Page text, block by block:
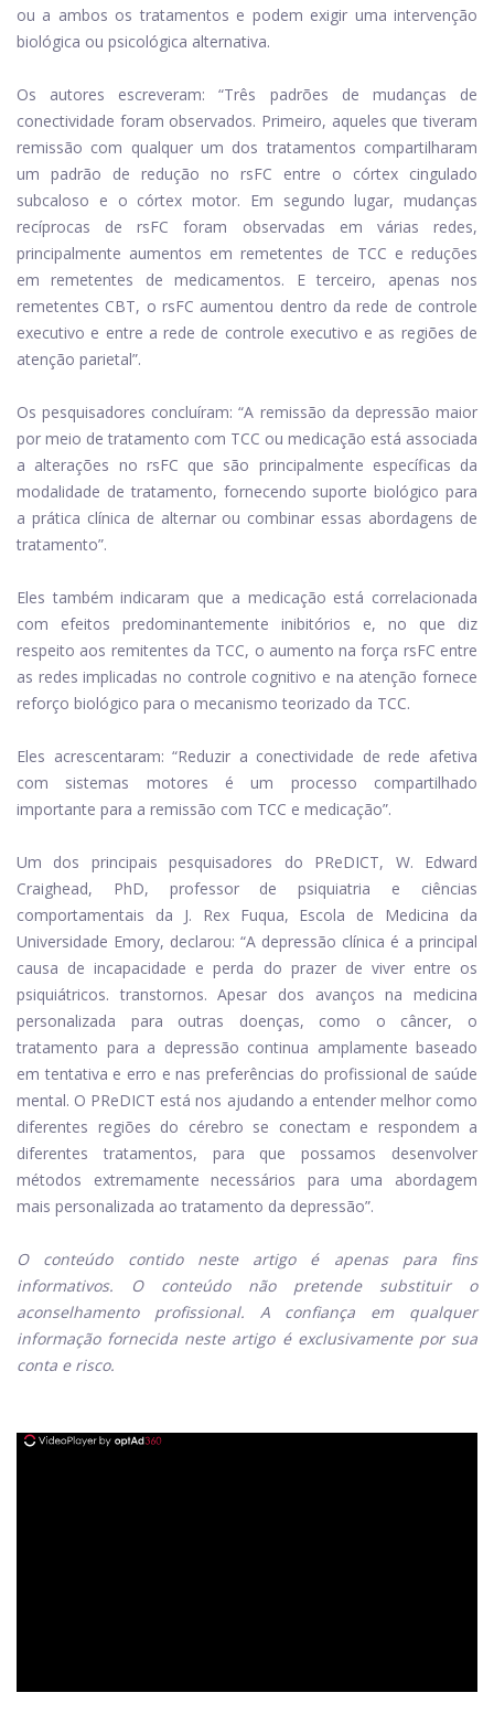
ou a ambos os tratamentos e podem exigir uma intervenção
biológica ou psicológica alternativa.
Os autores escreveram: “Três padrões de mudanças de
conectividade foram observados. Primeiro, aqueles que tiveram
remissão com qualquer um dos tratamentos compartilharam
um padrão de redução no rsFC entre o córtex cingulado
subcaloso e o córtex motor. Em segundo lugar, mudanças
recíprocas de rsFC foram observadas em várias redes,
principalmente aumentos em remetentes de TCC e reduções
em remetentes de medicamentos. E terceiro, apenas nos
remetentes CBT, o rsFC aumentou dentro da rede de controle
executivo e entre a rede de controle executivo e as regiões de
atenção parietal”.
Os pesquisadores concluíram: “A remissão da depressão maior
por meio de tratamento com TCC ou medicação está associada
a alterações no rsFC que são principalmente específicas da
modalidade de tratamento, fornecendo suporte biológico para
a prática clínica de alternar ou combinar essas abordagens de
tratamento”.
Eles também indicaram que a medicação está correlacionada
com efeitos predominantemente inibitórios e, no que diz
respeito aos remitentes da TCC, o aumento na força rsFC entre
as redes implicadas no controle cognitivo e na atenção fornece
reforço biológico para o mecanismo teorizado da TCC.
Eles acrescentaram: “Reduzir a conectividade de rede afetiva
com sistemas motores é um processo compartilhado
importante para a remissão com TCC e medicação”.
Um dos principais pesquisadores do PReDICT, W. Edward
Craighead, PhD, professor de psiquiatria e ciências
comportamentais da J. Rex Fuqua, Escola de Medicina da
Universidade Emory, declarou: “A depressão clínica é a principal
causa de incapacidade e perda do prazer de viver entre os
psiquiátricos. transtornos. Apesar dos avanços na medicina
personalizada para outras doenças, como o câncer, o
tratamento para a depressão continua amplamente baseado
em tentativa e erro e nas preferências do profissional de saúde
mental. O PReDICT está nos ajudando a entender melhor como
diferentes regiões do cérebro se conectam e respondem a
diferentes tratamentos, para que possamos desenvolver
métodos extremamente necessários para uma abordagem
mais personalizada ao tratamento da depressão”.
O conteúdo contido neste artigo é apenas para fins
informativos. O conteúdo não pretende substituir o
aconselhamento profissional. A confiança em qualquer
informação fornecida neste artigo é exclusivamente por sua
conta e risco.